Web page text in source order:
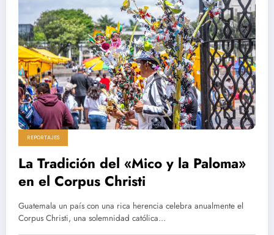
REPORTAJES
La Tradición del «Mico y la Paloma»
en el Corpus Christi
Guatemala un país con una rica herencia celebra anualmente el
Corpus Christi, una solemnidad católica…